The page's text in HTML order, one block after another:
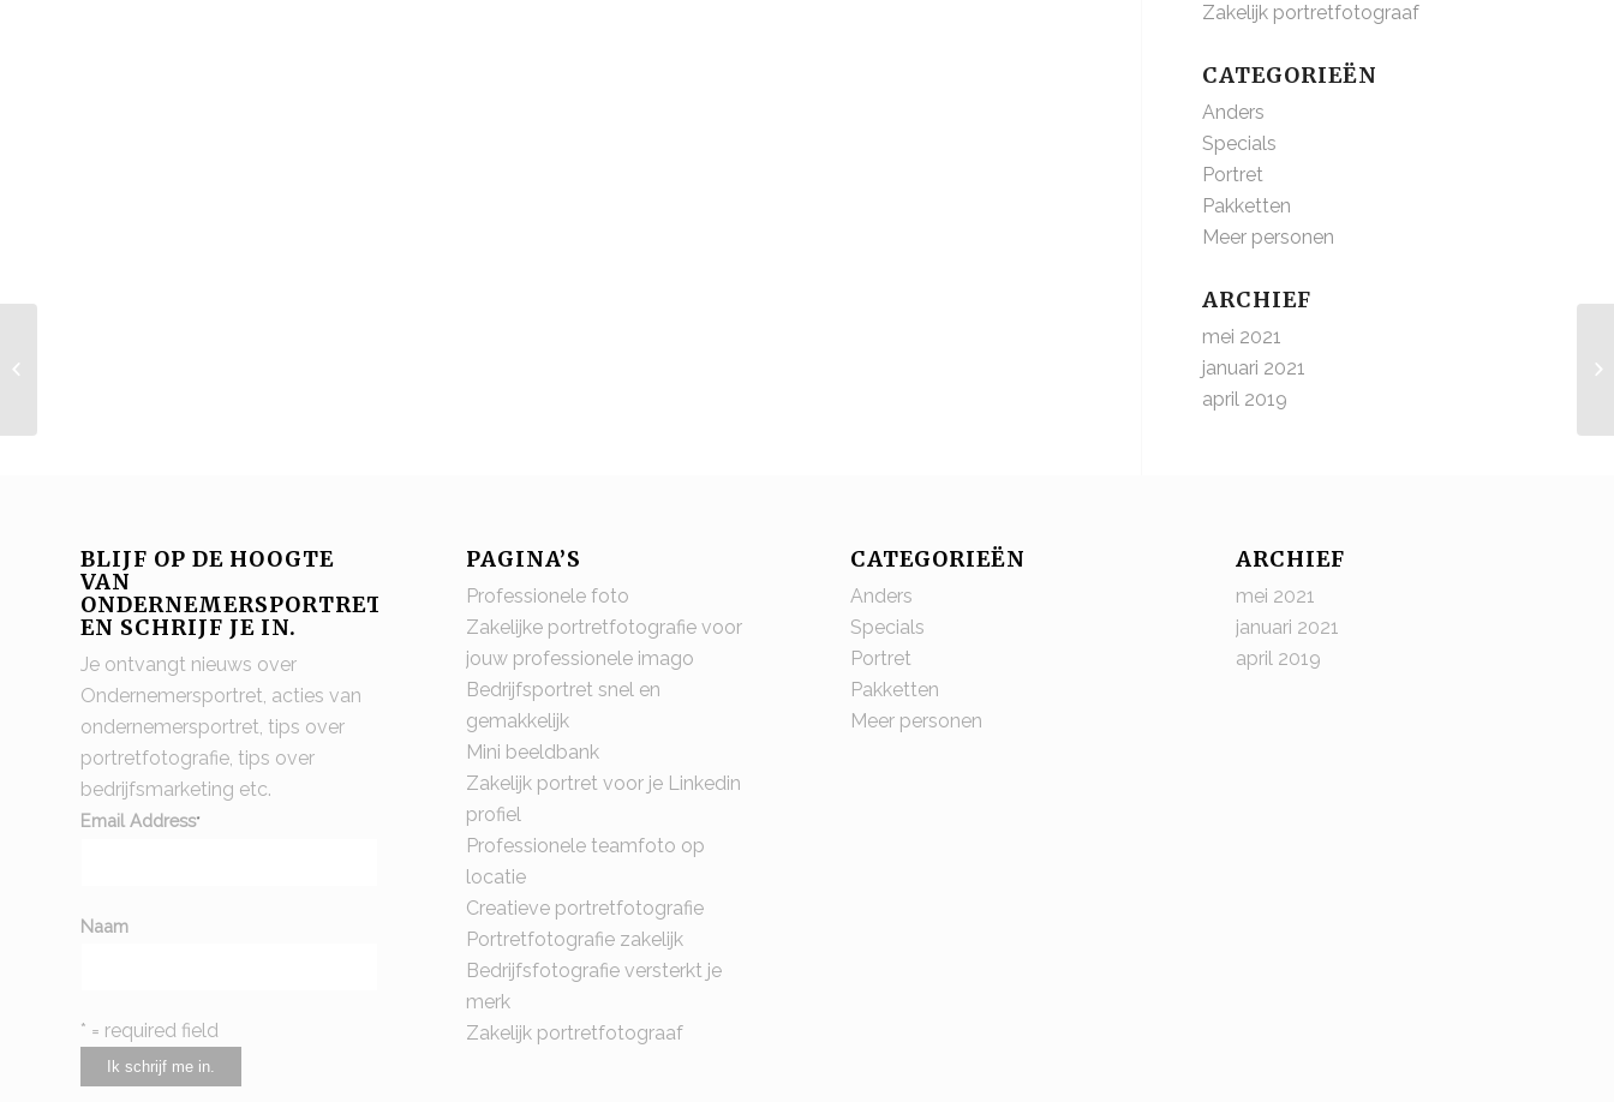
Zakelijk portretfotograaf
CATEGORIEËN
Anders
Specials
Portret
Pakketten
Meer personen
ARCHIEF
mei 2021
januari 2021
april 2019
BLIJF OP DE HOOGTE
VAN
ONDERNEMERSPORTRET
EN SCHRIJF JE IN.
Je ontvangt nieuws over
Ondernemersportret, acties van
ondernemersportret, tips over
portretfotografie, tips over
bedrijfsmarketing etc.
Email Address*
Naam
* = required field
PAGINA’S
Professionele foto
Zakelijke portretfotografie voor
jouw professionele imago
Bedrijfsportret snel en
gemakkelijk
Mini beeldbank
Zakelijk portret voor je Linkedin
profiel
Professionele teamfoto op
locatie
Creatieve portretfotografie
Portretfotografie zakelijk
Bedrijfsfotografie versterkt je
merk
Zakelijk portretfotograaf
CATEGORIEËN
Anders
Specials
Portret
Pakketten
Meer personen
ARCHIEF
mei 2021
januari 2021
april 2019